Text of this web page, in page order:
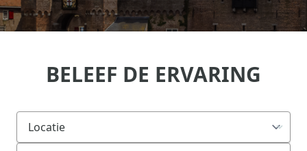
BELEEF DE ERVARING